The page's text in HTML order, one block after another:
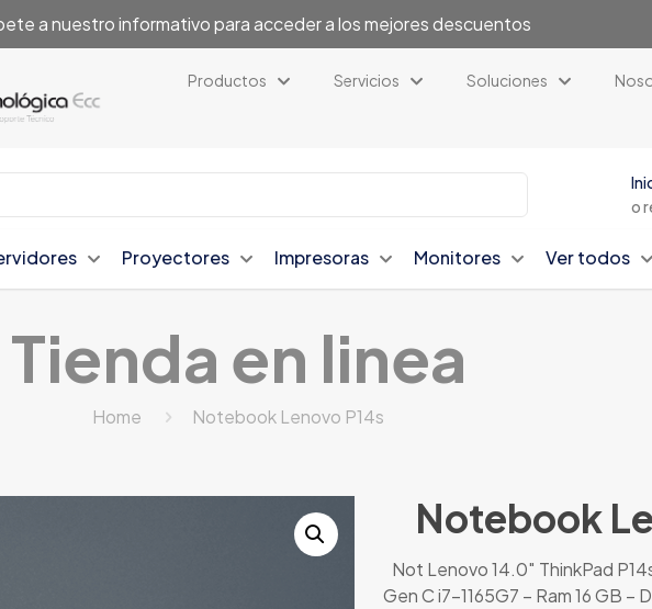
a nuestro informativo para acceder a los mejores descuentos
Productos Servicios Soluciones
o
Proyectores Impresoras Monitores Ver todos
Tienda en linea
Home Notebook Lenovo P14s
Notebook
Not Lenovo 14.0″ ThinkPad
Gen C i7-1165G7 – Ram 16 GB